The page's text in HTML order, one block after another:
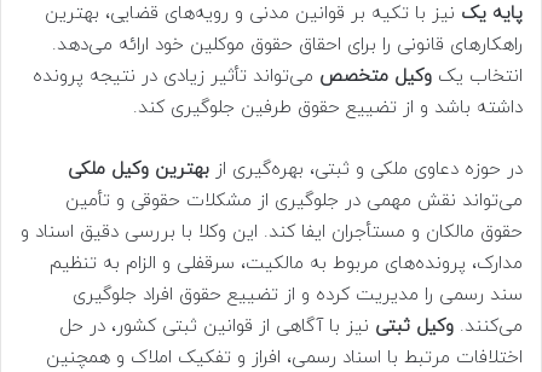
پایه یک نیز با تکیه بر قوانین مدنی و رویه‌های قضایی، بهترین
راهکارهای قانونی را برای احقاق حقوق موکلین خود ارائه می‌دهد.
انتخاب یک وکیل متخصص می‌تواند تأثیر زیادی در نتیجه پرونده
داشته باشد و از تضییع حقوق طرفین جلوگیری کند.
در حوزه دعاوی ملکی و ثبتی، بهره‌گیری از بهترین وکیل ملکی
می‌تواند نقش مهمی در جلوگیری از مشکلات حقوقی و تأمین
حقوق مالکان و مستأجران ایفا کند. این وکلا با بررسی دقیق اسناد و
مدارک، پرونده‌های مربوط به مالکیت، سرقفلی و الزام به تنظیم
سند رسمی را مدیریت کرده و از تضییع حقوق افراد جلوگیری
می‌کنند. وکیل ثبتی نیز با آگاهی از قوانین ثبتی کشور، در حل
اختلافات مرتبط با اسناد رسمی، افراز و تفکیک املاک و همچنین